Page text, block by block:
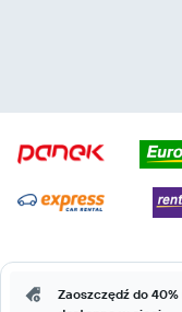
Zaoszczędź do